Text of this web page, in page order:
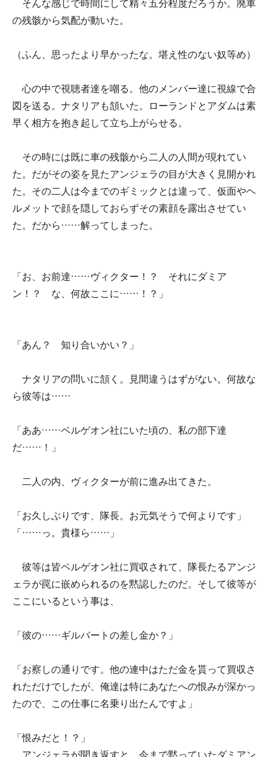
そんな感じで時間にして精々五分程度だろうか。廃車
の残骸から気配が動いた。
（ふん、思ったより早かったな。堪え性のない奴等め）
心の中で視聴者達を嘲る。他のメンバー達に視線で合
図を送る。ナタリアも頷いた。ローランドとアダムは素
早く相方を抱き起して立ち上がらせる。
その時には既に車の残骸から二人の人間が現れてい
た。だがその姿を見たアンジェラの目が大きく見開かれ
た。その二人は今までのギミックとは違って、仮面やヘ
ルメットで顔を隠しておらずその素顔を露出させてい
た。だから……解ってしまった。
「お、お前達……ヴィクター！？ それにダミア
ン！？ な、何故ここに……！？」
「あん？ 知り合いかい？」
ナタリアの問いに頷く。見間違うはずがない。何故な
ら彼等は……
「ああ……ベルゲオン社にいた頃の、私の部下達
だ……！」
二人の内、ヴィクターが前に進み出てきた。
「お久しぶりです、隊長。お元気そうで何よりです」
「……っ。貴様ら……」
彼等は皆ベルゲオン社に買収されて、隊長たるアンジ
ェラが罠に嵌められるのを黙認したのだ。そして彼等が
ここにいるという事は、
「彼の……ギルバートの差し金か？」
「お察しの通りです。他の連中はただ金を貰って買収さ
れただけでしたが、俺達は特にあなたへの恨みが深かっ
たので、この仕事に名乗り出たんですよ」
「恨みだと！？」
アンジェラが聞き返すと、今まで黙っていたダミアン